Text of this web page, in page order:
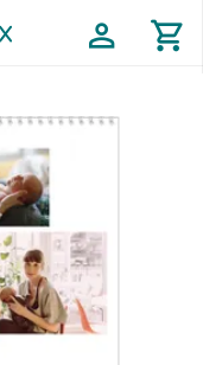
profile shopping_cart